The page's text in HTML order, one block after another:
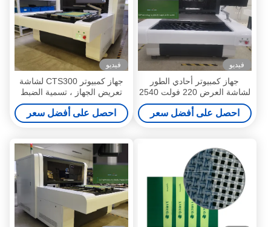
فيديو
جهاز كمبيوتر أحادي الطور
لشاشة العرض 220 فولت 2540
ديسيبل متوحد الخواص
احصل على أفضل سعر
فيديو
جهاز كمبيوتر CTS300 لشاشة
تعريض الجهاز ، تسمية الضبط
التلقائي
احصل على أفضل سعر